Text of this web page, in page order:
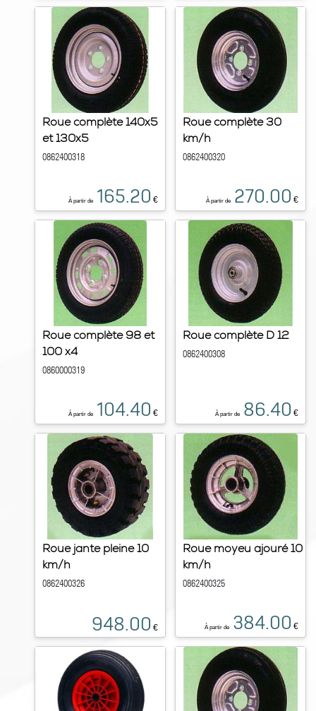
Roue complète 140x5
et 130x5
0862400318
À partir de 165.20 €
Roue complète 30
km/h
0862400320
À partir de 270.00 €
Roue complète 98 et
100 x4
0860000319
À partir de 104.40 €
Roue complète D 12
0862400308
À partir de 86.40 €
Roue jante pleine 10
km/h
0862400326
948.00 €
Roue moyeu ajouré 10
km/h
0862400325
À partir de 384.00 €